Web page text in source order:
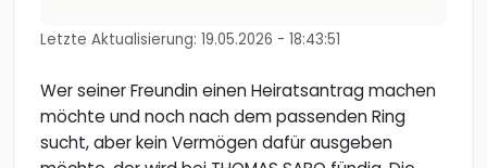
Letzte Aktualisierung: 19.05.2026 - 18:43:51
Wer seiner Freundin einen Heiratsantrag machen
möchte und noch nach dem passenden Ring
sucht, aber kein Vermögen dafür ausgeben